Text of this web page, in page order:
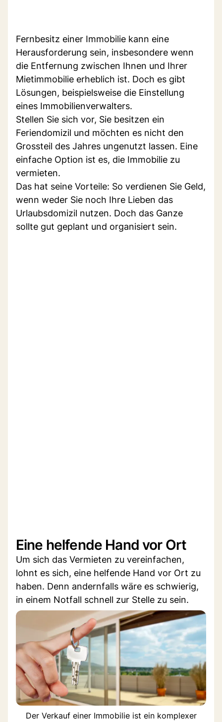
Fernbesitz einer Immobilie kann eine
Herausforderung sein, insbesondere wenn
die Entfernung zwischen Ihnen und Ihrer
Mietimmobilie erheblich ist. Doch es gibt
Lösungen, beispielsweise die Einstellung
eines Immobilienverwalters.
Stellen Sie sich vor, Sie besitzen ein
Feriendomizil und möchten es nicht den
Grossteil des Jahres ungenutzt lassen. Eine
einfache Option ist es, die Immobilie zu
vermieten.
Das hat seine Vorteile: So verdienen Sie Geld,
wenn weder Sie noch Ihre Lieben das
Urlaubsdomizil nutzen. Doch das Ganze
sollte gut geplant und organisiert sein.
Eine helfende Hand vor Ort
Um sich das Vermieten zu vereinfachen,
lohnt es sich, eine helfende Hand vor Ort zu
haben. Denn andernfalls wäre es schwierig,
in einem Notfall schnell zur Stelle zu sein.
Der Verkauf einer Immobilie ist ein komplexer